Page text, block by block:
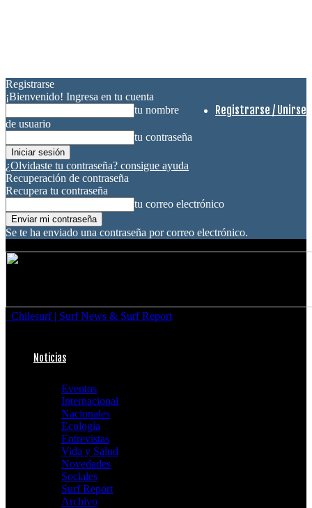
Registrarse / Unirse
Registrarse
¡Bienvenido! Ingresa en tu cuenta
tu nombre
de usuario
tu contraseña
¿Olvidaste tu contraseña? consigue ayuda
Recuperación de contraseña
Recupera tu contraseña
tu correo electrónico
Se te ha enviado una contraseña por correo electrónico.
Chilesurf | Surf News & Surf Report
Noticias
Eventos
Internacional
Nacionales
Ecología
Entrevistas
Vida y Salud
Novedades
Sociales
Surf Report
Archivo